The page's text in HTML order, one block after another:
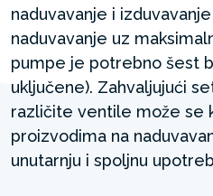
naduvavanje i
naduvavanje uz
pumpe je potrebno šest
uključene). Zahvaljujući
različite ventile može se
proizvodima na
unutarnju i spoljnu